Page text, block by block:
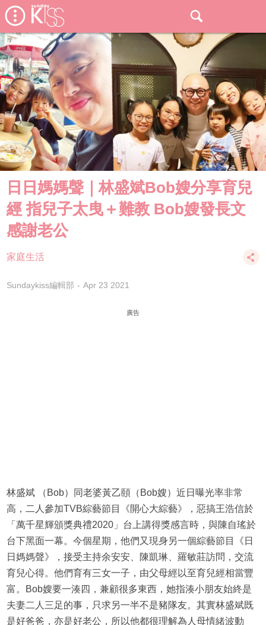
日日媽媽聲｜林盛斌Bob嫂分享育兒
經 指兒子太曳＋難教 Bob嫂發長文
感謝老公
家庭生活
Sundaykiss編輯部 Apr 23 2021
廣告
林盛斌 （Bob）同老婆黃乙頤（Bob嫂）近日曝光率非常
高，二人參加TVB綜藝節目《開心大綜藝》，惡搞王浩信於
「萬千星輝頒獎典禮2020」台上講得獎感言時，與陳自瑤於
台下黑面一幕。今個星期，他們又現身另一個綜藝節目《日
日媽媽聲》，接受主持余安安、陳凱琳、羅敏莊訪問，交流
育兒心得。他們育有三女一子，由父母經以至育兒經相當豐
富。Bob嫂要一湊四，兼顧很多東西，她指湊小朋友始終是
夫妻二人三足的事，只求另一半不是豬隊友。其實林盛斌既
是好爸爸，亦是好老公，所以他都很理解為人母情緒波動